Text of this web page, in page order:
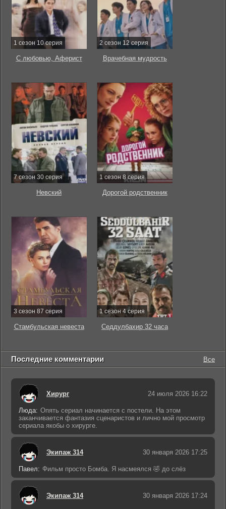
1 сезон 10 серия
С любовью, Аферист
2 сезон 12 серия
Врачебная мудрость
7 сезон 30 серия
Невский
1 сезон 8 серия
Дорогой родственник
3 сезон 87 серия
Стамбульская невеста
1 сезон 4 серия
Седдулбахир 32 часа
Последние комментарии Все
Хирург 24 июля 2026 16:22
Люда: Опять сериал начинается с постели. На этом
заканчивается фантазия сценаристов и лично мой просмотр
сериала якобы о хирурге.
Экипаж 314 30 января 2026 17:25
Павел: Фильм просто Бомба. Я насмеялся 🤣 до слёз
Экипаж 314 30 января 2026 17:24